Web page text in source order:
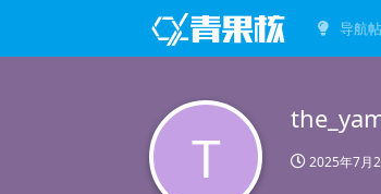
导航帖
T 2025年7月